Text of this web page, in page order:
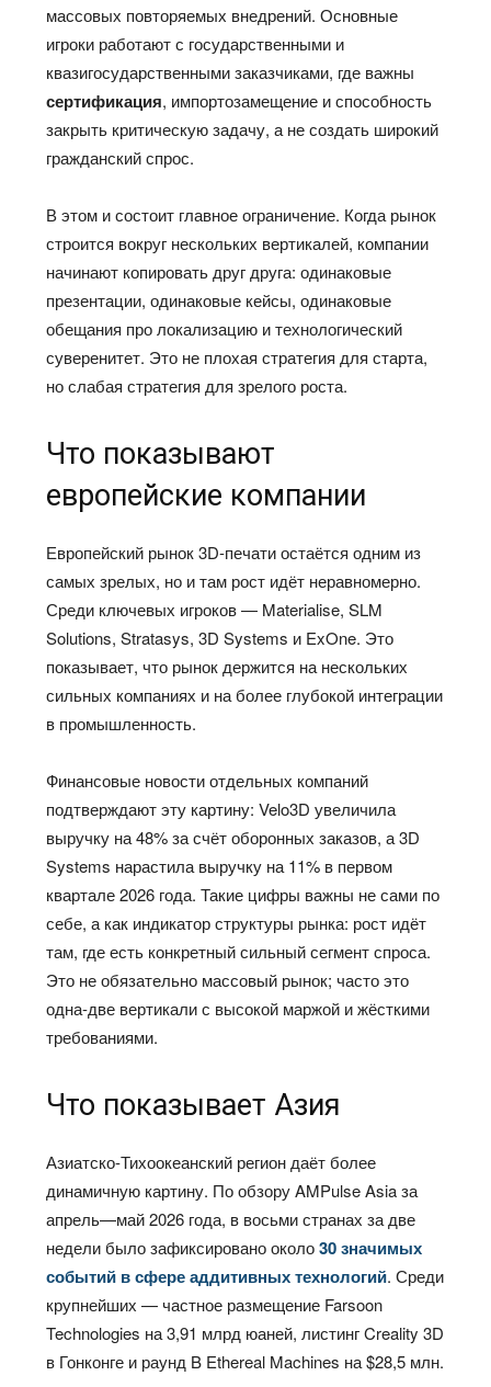
массовых повторяемых внедрений. Основные
игроки работают с государственными и
квазигосударственными заказчиками, где важны
сертификация, импортозамещение и способность
закрыть критическую задачу, а не создать широкий
гражданский спрос.
В этом и состоит главное ограничение. Когда рынок
строится вокруг нескольких вертикалей, компании
начинают копировать друг друга: одинаковые
презентации, одинаковые кейсы, одинаковые
обещания про локализацию и технологический
суверенитет. Это не плохая стратегия для старта,
но слабая стратегия для зрелого роста.
Что показывают
европейские компании
Европейский рынок 3D-печати остаётся одним из
самых зрелых, но и там рост идёт неравномерно.
Среди ключевых игроков — Materialise, SLM
Solutions, Stratasys, 3D Systems и ExOne. Это
показывает, что рынок держится на нескольких
сильных компаниях и на более глубокой интеграции
в промышленность.
Финансовые новости отдельных компаний
подтверждают эту картину: Velo3D увеличила
выручку на 48% за счёт оборонных заказов, а 3D
Systems нарастила выручку на 11% в первом
квартале 2026 года. Такие цифры важны не сами по
себе, а как индикатор структуры рынка: рост идёт
там, где есть конкретный сильный сегмент спроса.
Это не обязательно массовый рынок; часто это
одна-две вертикали с высокой маржой и жёсткими
требованиями.
Что показывает Азия
Азиатско-Тихоокеанский регион даёт более
динамичную картину. По обзору AMPulse Asia за
апрель—май 2026 года, в восьми странах за две
недели было зафиксировано около30 значимых
событий в сфере аддитивных технологий. Среди
крупнейших — частное размещение Farsoon
Technologies на 3,91 млрд юаней, листинг Creality 3D
в Гонконге и раунд B Ethereal Machines на $28,5 млн.